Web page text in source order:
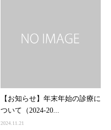
【お知らせ】年末年始の診療に
ついて（2024-20...
2024.11.21